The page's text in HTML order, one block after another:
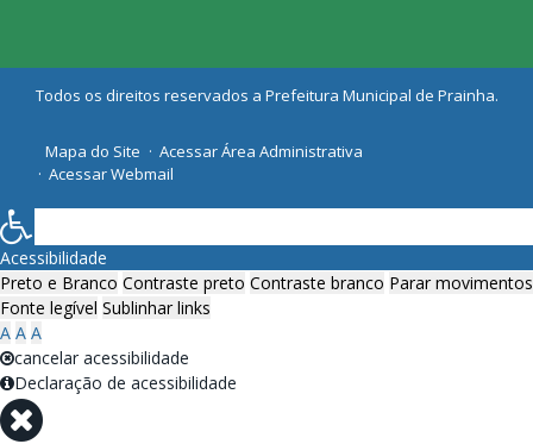
Todos os direitos reservados a Prefeitura Municipal de Prainha.
Mapa do Site
Acessar Área Administrativa
Acessar Webmail
Acessibilidade
Preto e Branco Contraste preto Contraste branco Parar movimentos
Fonte legível Sublinhar links
A A A
cancelar acessibilidade
Declaração de acessibilidade